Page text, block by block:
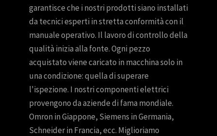
garantisce che i nostri prodotti siano installati
da tecnici esperti in stretta conformità con il
manuale operativo. Il lavoro di controllo della
qualità inizia alla fonte. Ogni pezzo
acquistato viene caricato in macchina solo in
una condizione: quella di superare
l'ispezione. I nostri componenti elettrici
provengono da aziende di fama mondiale.
Omron in Giappone, Siemens in Germania,
Schneider in Francia, ecc. Miglioriamo